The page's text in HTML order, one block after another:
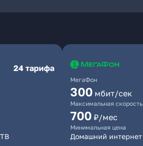
24 тарифа
МегаФон
300 мбит/сек
Максимальная скорость
700 ₽/мес
Минимальная цена
Домашний интернет